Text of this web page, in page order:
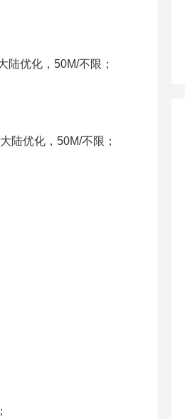
陆优化，50M/不限；
陆优化，50M/不限；